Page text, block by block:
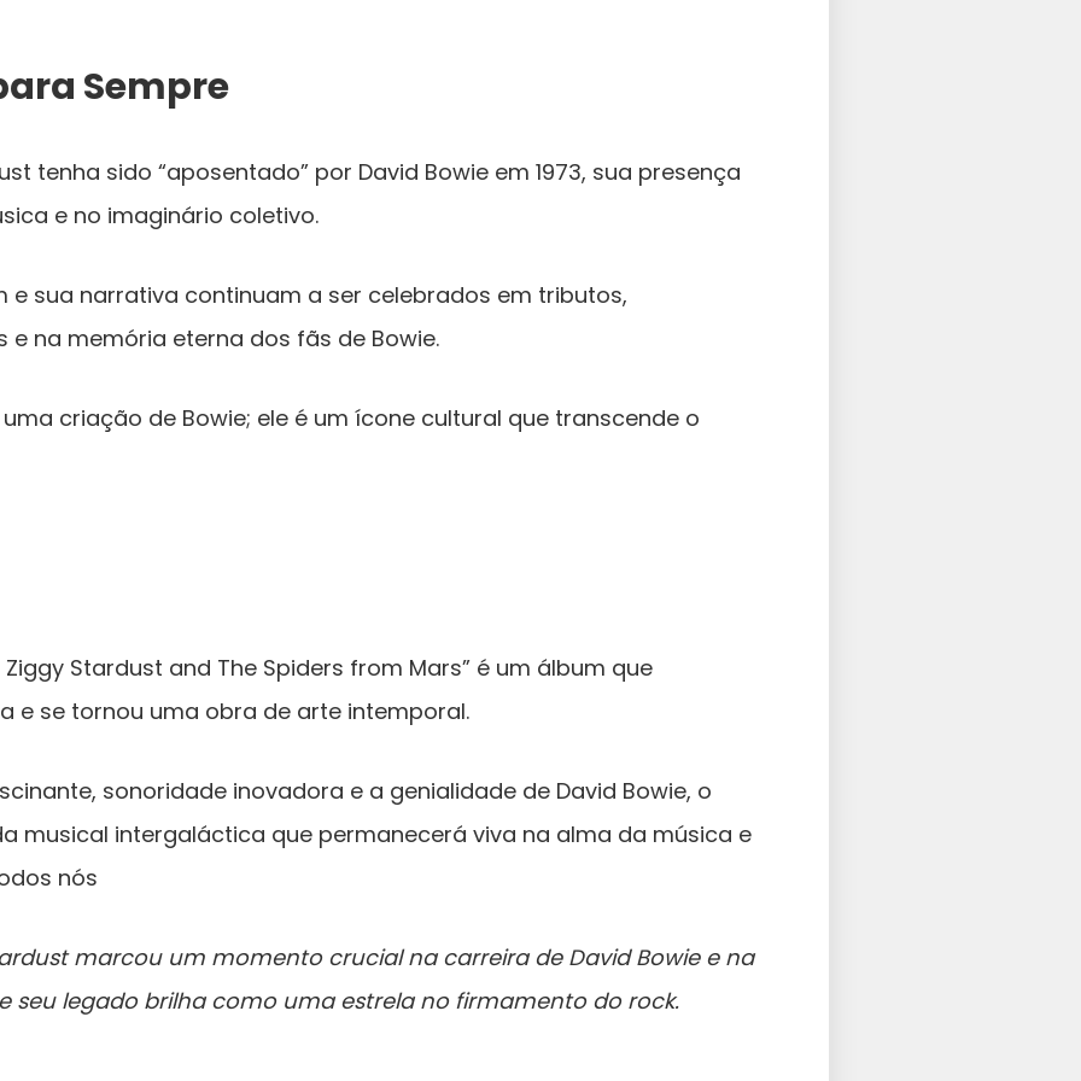
Sempre
tenha sido “aposentado” por David Bowie em 1973, sua presença
e no imaginário coletivo.
e sua narrativa continuam a ser celebrados em tributos,
na memória eterna dos fãs de Bowie.
criação de Bowie; ele é um ícone cultural que transcende o
Ziggy Stardust and The Spiders from Mars” é um álbum que
e se tornou uma obra de arte intemporal.
sonoridade inovadora e a genialidade de David Bowie, o
musical intergaláctica que permanecerá viva na alma da música e
nós
marcou um momento crucial na carreira de David Bowie e na
seu legado brilha como uma estrela no firmamento do rock.